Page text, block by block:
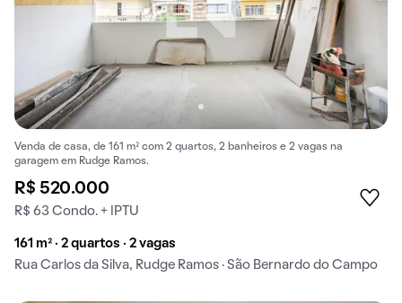
Venda de casa, de 161 m² com 2 quartos, 2 banheiros e 2 vagas na
garagem em Rudge Ramos.
R$ 520.000
R$ 63 Condo. + IPTU
161 m² · 2 quartos · 2 vagas
Rua Carlos da Silva, Rudge Ramos · São Bernardo do Campo